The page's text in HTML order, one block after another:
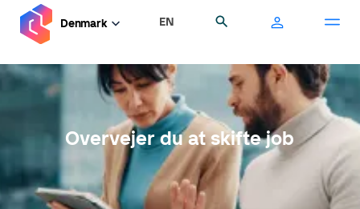
hovedindhold
Denmark EN
Overvejer du at skifte job